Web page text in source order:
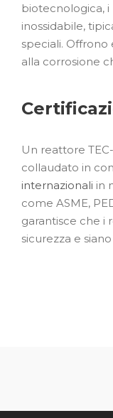
biotecnologica, i
inossidabile,
speciali. Offrono
alla corrosione
Un reattore
collaudato in
internazionali in
come ASME,
garantisce che i
sicurezza e